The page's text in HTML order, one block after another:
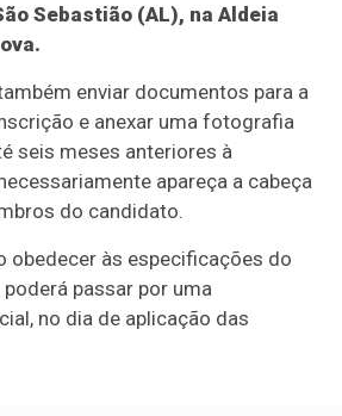
Sebastião (AL), na Aldeia
enviar documentos para a
e anexar uma fotografia
seis meses anteriores à
apareça a cabeça
do candidato.
obedecer às especificações do
passar por uma
no dia de aplicação das